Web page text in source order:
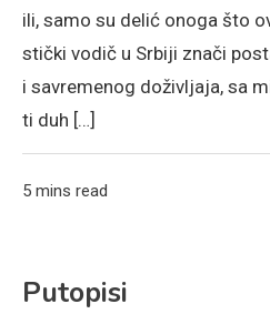
ili, samo su delić onoga što
stički vodič u Srbiji znači
i savremenog doživljaja, sa
ti duh […]
5 mins read
Putopisi